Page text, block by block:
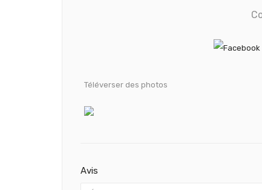
Téléverser des photos
Avis